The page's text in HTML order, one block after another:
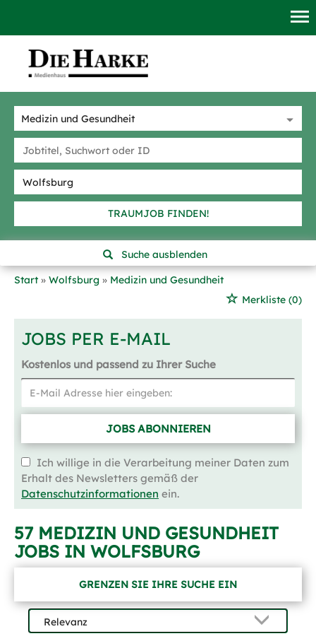
TRAUMJOB FINDEN!
Suche ausblenden
Start
Wolfsburg
Medizin und Gesundheit
Merkliste (0)
JOBS PER E-MAIL
Kostenlos und passend zu Ihrer Suche
JOBS ABONNIEREN
Ich willige in die Verarbeitung meiner Daten zum
Erhalt des Newsletters gemäß der
Datenschutzinformationen ein.
57 MEDIZIN UND GESUNDHEIT
JOBS IN WOLFSBURG
GRENZEN SIE IHRE SUCHE EIN